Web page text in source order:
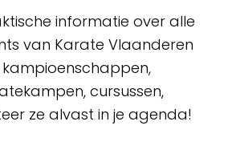
informatie over alle
van Karate Vlaanderen
cursussen,
ze alvast in je agenda!